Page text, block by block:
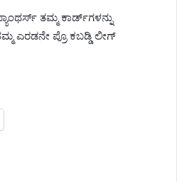
ತಮ್ಮ ಕಾರ್ಡ್‌ಗಳನ್ನು
ಎರಡನೇ ಪ್ರೊ ಕಬಡ್ಡಿ ಲೀಗ್